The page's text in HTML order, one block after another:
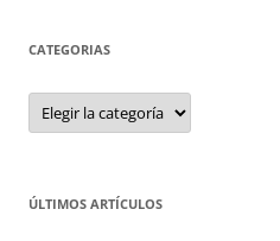
CATEGORIAS
Categorias
ÚLTIMOS ARTÍCULOS